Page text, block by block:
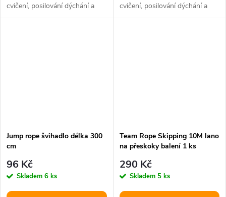
cvičení, posilování dýchání a
činnosti kloubů ručky z...
cvičení, posilování dýchání a
činnosti kloubů ručky z...
Jump rope švihadlo délka 300
cm
96 Kč
Skladem 6 ks
Team Rope Skipping 10M lano
na přeskoky balení 1 ks
290 Kč
Skladem 5 ks